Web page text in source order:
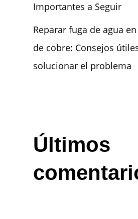
Importantes a Seguir
Reparar fuga de agua
de cobre: Consejos
solucionar el problema
Últimos